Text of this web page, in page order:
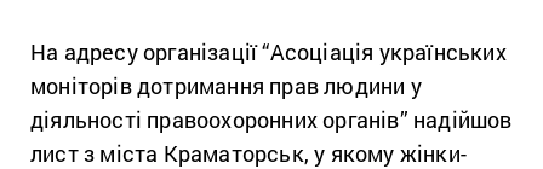
На адресу організації “Асоціація українських
моніторів дотримання прав людини у
діяльності правоохоронних органів” надійшов
лист з міста Краматорськ, у якому жінки-